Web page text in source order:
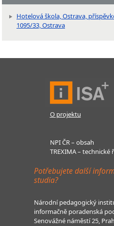
Hotelová škola, Ostrava,
1095/33, Ostrava
O projektu
NPI ČR – obsah
TREXIMA – technické
Potřebujete další
studia?
Národní pedagogický
informačně poradenská
Senovážné náměstí 25,